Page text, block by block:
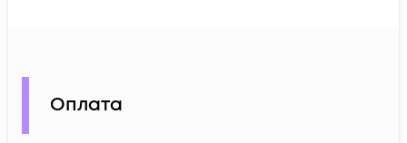
Оплата